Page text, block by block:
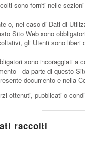
sono forniti nelle
o, nel caso di Dati di
Sito Web sono
gli Utenti sono
sono incoraggiati a
- da parte di questo
documento e nella
ottenuti, pubblicati o
raccolti